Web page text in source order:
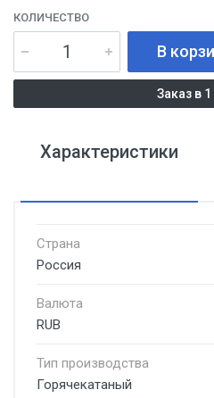
КОЛИЧЕСТВО
В
Заказ в
Характеристики
Страна
Россия
Валюта
RUB
Тип производства
Горячекатаный